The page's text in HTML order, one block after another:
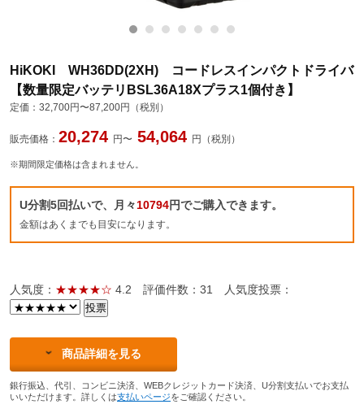
HiKOKI WH36DD(2XH) コードレスインパクトドライバ
【数量限定バッテリBSL36A18Xプラス1個付き】
定価： 32,700円〜87,200円（税別）
販売価格： 20,274 円〜 54,064 円（税別）
※期間限定価格は含まれません。
U分割5回払いで、月々10794円でご購入できます。
金額はあくまでも目安になります。
人気度： ★★★★☆ 4.2 評価件数：31 人気度投票：
商品詳細を見る
銀行振込、代引、コンビニ決済、WEBクレジットカード決済、U分割支払いでお支払
いいただけます。詳しくは支払いページをご確認ください。